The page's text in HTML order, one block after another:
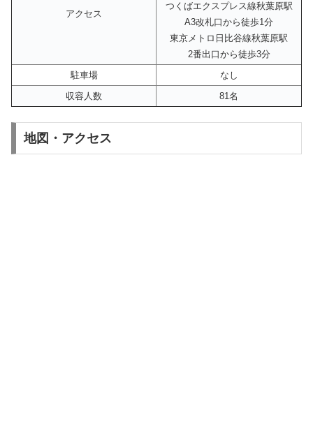
アクセス
つくばエクスプレス線秋葉原駅
A3改札口から徒歩1分
東京メトロ日比谷線秋葉原駅
2番出口から徒歩3分
駐車場
なし
収容人数
81名
地図・アクセス